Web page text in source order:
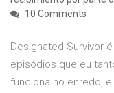
10 Comments
Designated Survivor
episódios que eu
funciona no enredo,